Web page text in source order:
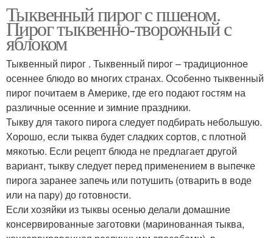
Тыквенный пирог с пшеном.
Пирог тыквенно-творожный с
яблоком
Тыквенный пирог . Тыквенный пирог – традиционное
осеннее блюдо во многих странах. Особенно тыквенный
пирог почитаем в Америке, где его подают гостям на
различные осенние и зимние праздники.
Тыкву для такого пирога следует подбирать небольшую.
Хорошо, если тыква будет сладких сортов, с плотной
мякотью. Если рецепт блюда не предлагает другой
вариант, тыкву следует перед применением в выпечке
пирога заранее запечь или потушить (отварить в воде
или на пару) до готовности.
Если хозяйки из тыквы осенью делали домашние
консервированные заготовки (маринованная тыква,